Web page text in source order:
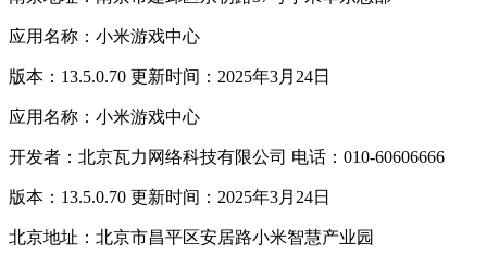
应用名称：小米游戏中心
版本：13.5.0.70 更新时间：2025年3月24日
应用名称：小米游戏中心
开发者：北京瓦力网络科技有限公司 电话：010-60606666
版本：13.5.0.70 更新时间：2025年3月24日
北京地址：北京市昌平区安居路小米智慧产业园